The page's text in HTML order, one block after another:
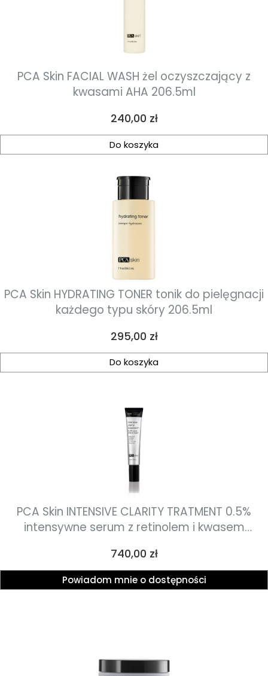
PCA Skin FACIAL WASH żel oczyszczający z
kwasami AHA 206.5ml
Cena
240,00 zł
Do koszyka
PCA Skin HYDRATING TONER tonik do pielęgnacji
każdego typu skóry 206.5ml
Cena
295,00 zł
Do koszyka
PCA Skin INTENSIVE CLARITY TRATMENT 0.5%
intensywne serum z retinolem i kwasem
Cena
740,00 zł
Powiadom mnie o dostępności